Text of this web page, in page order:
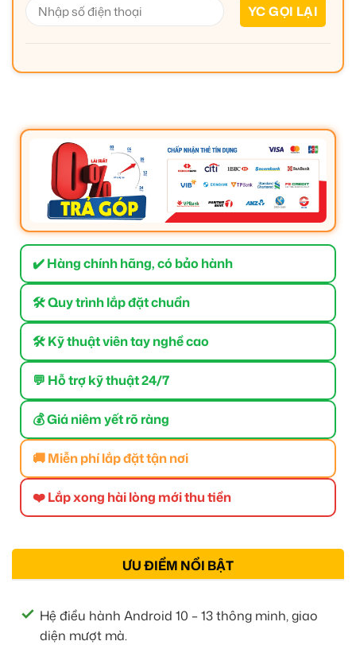
✔️ Hàng chính hãng, có bảo hành
🛠 Quy trình lắp đặt chuẩn
🛠 Kỹ thuật viên tay nghề cao
💬 Hỗ trợ kỹ thuật 24/7
💰 Giá niêm yết rõ ràng
🚚 Miễn phí lắp đặt tận nơi
❤️ Lắp xong hài lòng mới thu tiền
ƯU ĐIỂM NỔI BẬT
Hệ điều hành Android 10 – 13 thông minh, giao
diện mượt mà.